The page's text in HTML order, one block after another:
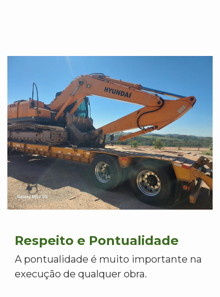
Respeito e Pontualidade
A pontualidade é muito importante na
execução de qualquer obra.